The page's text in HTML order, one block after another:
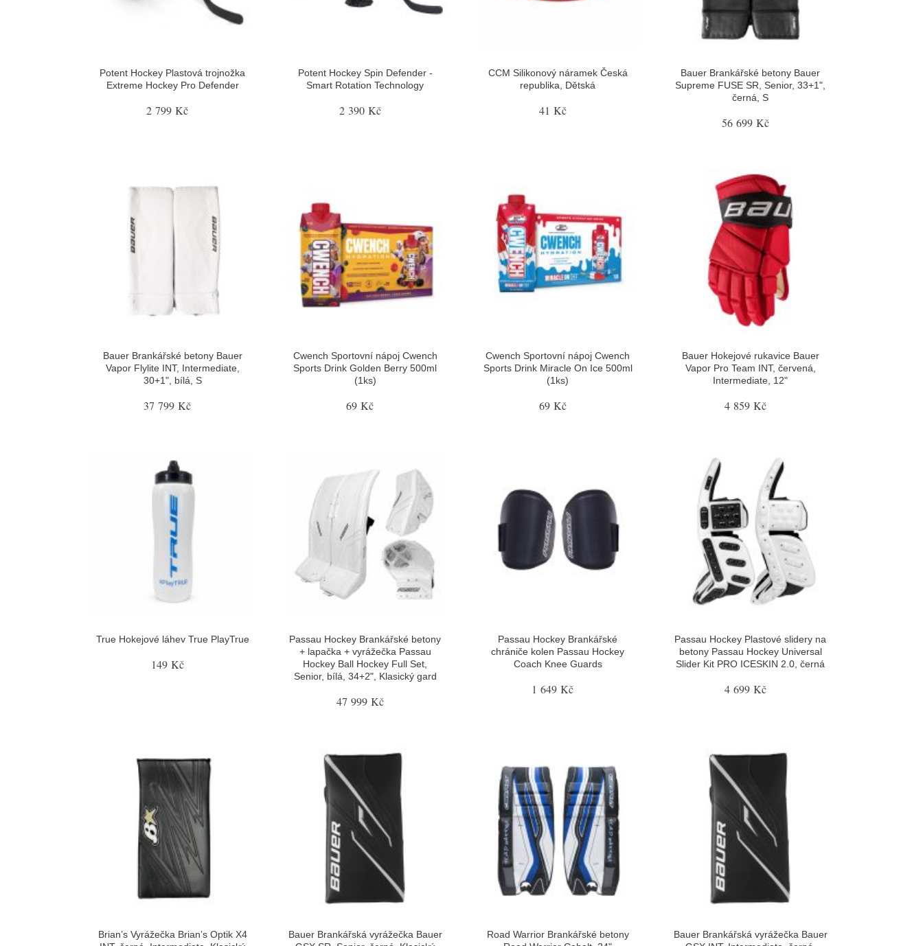
Potent Hockey Plastová trojnožka
Extreme Hockey Pro Defender
2 799 Kč
Potent Hockey Spin Defender -
Smart Rotation Technology
2 390 Kč
CCM Silikonový náramek Česká
republika, Dětská
41 Kč
Bauer Brankářské betony Bauer
Supreme FUSE SR, Senior, 33+1",
černá, S
56 699 Kč
Bauer Brankářské betony Bauer
Vapor Flylite INT, Intermediate,
30+1", bílá, S
37 799 Kč
Cwench Sportovní nápoj Cwench
Sports Drink Golden Berry 500ml
(1ks)
69 Kč
Cwench Sportovní nápoj Cwench
Sports Drink Miracle On Ice 500ml
(1ks)
69 Kč
Bauer Hokejové rukavice Bauer
Vapor Pro Team INT, červená,
Intermediate, 12"
4 859 Kč
True Hokejové láhev True PlayTrue
149 Kč
Passau Hockey Brankářské betony
+ lapačka + vyrážečka Passau
Hockey Ball Hockey Full Set,
Senior, bílá, 34+2", Klasický gard
47 999 Kč
Passau Hockey Brankářské
chrániče kolen Passau Hockey
Coach Knee Guards
1 649 Kč
Passau Hockey Plastové slidery na
betony Passau Hockey Universal
Slider Kit PRO ICESKIN 2.0, černá
4 699 Kč
Brian’s Vyrážečka Brian’s Optik X4
Bauer Brankářská vyrážečka Bauer
Road Warrior Brankářské betony
Bauer Brankářská vyrážečka Bauer